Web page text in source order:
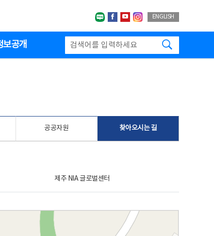
네이버블로그
페이스북
유투브인스타그랩
ENGLISH
보공개
공공자원 찾아오시는 길
제주 NIA 글로벌센터